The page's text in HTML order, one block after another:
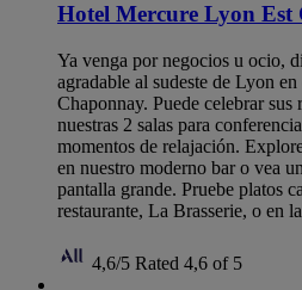
Hotel Mercure Lyon Est
Ya venga por negocios u ocio,
agradable al sudeste de Lyon
Chaponnay. Puede celebrar sus
nuestras 2 salas para
momentos de relajación.
en nuestro moderno bar o vea
pantalla grande. Pruebe platos
restaurante, La Brasserie, o en
4,6/5 Rated 4,6 of 5